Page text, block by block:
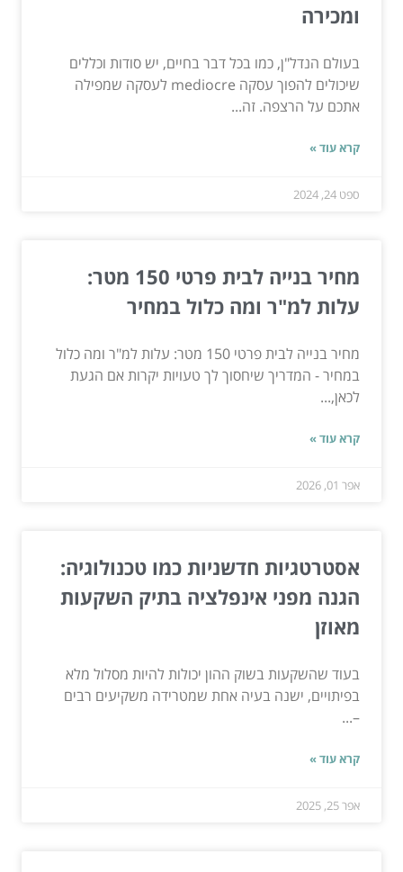
ומכירה
בעולם הנדל"ן, כמו בכל דבר בחיים, יש סודות וכללים
שיכולים להפוך עסקה mediocre לעסקה שמפילה
אתכם על הרצפה. זה...
קרא עוד »
ספט 24, 2024
מחיר בנייה לבית פרטי 150 מטר:
עלות למ"ר ומה כלול במחיר
מחיר בנייה לבית פרטי 150 מטר: עלות למ"ר ומה כלול
במחיר - המדריך שיחסוך לך טעויות יקרות אם הגעת
לכאן,...
קרא עוד »
אפר 01, 2026
אסטרטגיות חדשניות כמו טכנולוגיה:
הגנה מפני אינפלציה בתיק השקעות
מאוזן
בעוד שהשקעות בשוק ההון יכולות להיות מסלול מלא
בפיתויים, ישנה בעיה אחת שמטרידה משקיעים רבים
–...
קרא עוד »
אפר 25, 2025